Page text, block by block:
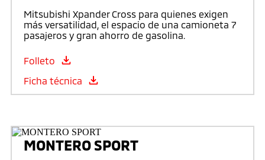
Mitsubishi Xpander Cross para quienes exigen
más versatilidad, el espacio de una camioneta 7
pasajeros y gran ahorro de gasolina.
Folleto
Ficha técnica
MONTERO SPORT